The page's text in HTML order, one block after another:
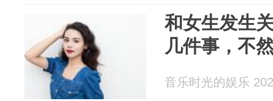
和女生发生
几件事，不
音乐时光的娱乐